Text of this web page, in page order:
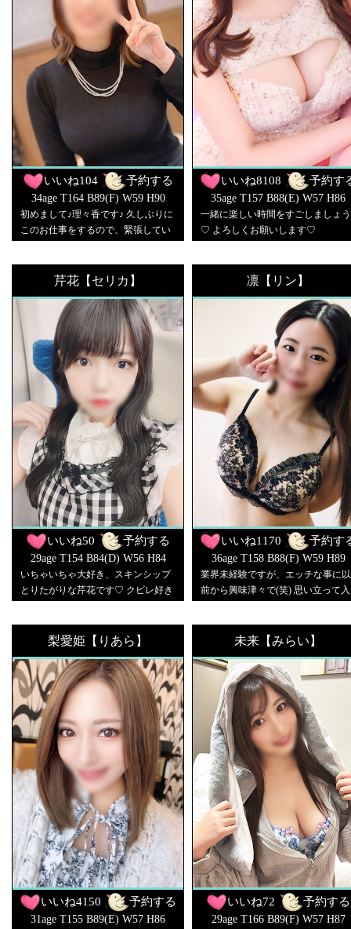
外のお問い合わせは 受け付けており
ません🦖🦖 予約してくれたらウキウ
キ🥨💓
いいね104 予約する
34age T164 B89(F) W59 H90
初めまして♪理々香です♪ 久しぶりに
このお仕事をするので、緊張してい
いいね8108 予約す
35age T157 B88(E) W57 H86
一緒に楽しい時間をすごしましょう
♡ よろしくお願いします♡
芹花【セリカ】
いいね50 予約する
29age T154 B84(D) W56 H84
いちゃいちゃ大好き、スキンシップ
とりたがりな芹花です♡ クビレ好き
持ちよくなろ～ね♪
凛【リン】
いいね1170 予約す
36age T158 B88(F) W59 H89
業界未経験ですが、エッチな事に以
前から興味津々で(笑) 思い立って入
梨愛姫【りあら】
いいね4150 予約する
31age T155 B89(E) W57 H86
未来【みらい】
いいね72 予約する
29age T166 B89(F) W57 H87